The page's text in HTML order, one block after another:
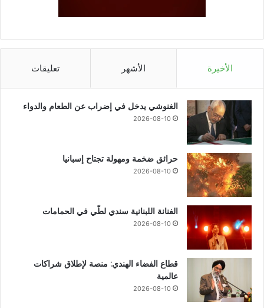
الأخيرة الأشهر تعليقات
الغنوشي يدخل في إضراب عن الطعام والدواء
2026-08-10
حرائق ضخمة ومهولة تجتاح إسبانيا
2026-08-10
الفنانة اللبنانية سندي لطّي في الحمامات
2026-08-10
قطاع الفضاء الهندي: منصة لإطلاق شراكات
عالمية
2026-08-10